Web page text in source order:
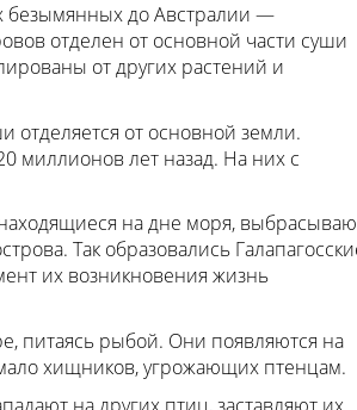
безымянных до Австралии —
отделен от основной части суши
от других растений и
отделяется от основной земли.
миллионов лет назад. На них с
на дне моря,
Так образовались
их возникновения жизнь
питаясь рыбой. Они появляются на
мало хищников, угрожающих птенцам.